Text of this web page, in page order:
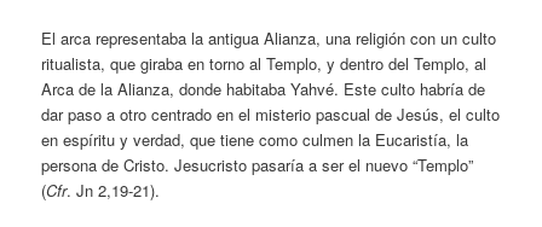
El arca representaba la antigua Alianza, una religión con un culto
ritualista, que giraba en torno al Templo, y dentro del Templo, al
Arca de la Alianza, donde habitaba Yahvé. Este culto habría de
dar paso a otro centrado en el misterio pascual de Jesús, el culto
en espíritu y verdad, que tiene como culmen la Eucaristía, la
persona de Cristo. Jesucristo pasaría a ser el nuevo “Templo”
(Cfr. Jn 2,19-21).